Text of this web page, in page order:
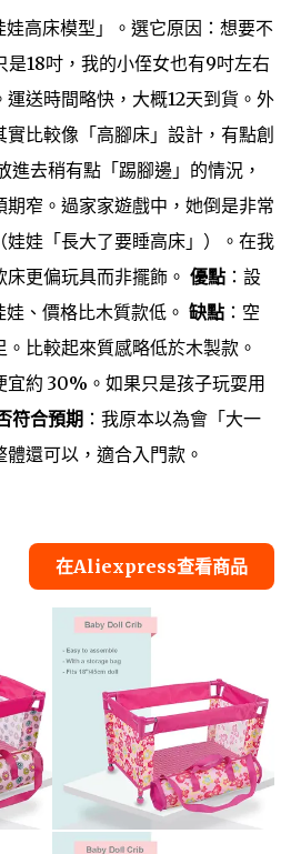
高床模型」。選它原因：想要不
18吋，我的小侄女也有9吋左右
送時間略快，大概12天到貨。外
比較像「高腳床」設計，有點創
進去稍有點「踢腳邊」的情況，
期窄。過家家遊戲中，她倒是非常
娃娃「長大了要睡高床」）。在我
更偏玩具而非擺飾。 優點 ：設
、價格比木質款低。 缺點 ：空
比較起來質感略低於木製款。
宜約 30%。如果只是孩子玩耍用
符合預期 ：我原本以為會「大一
還可以，適合入門款。
在Aliexpress查看商品